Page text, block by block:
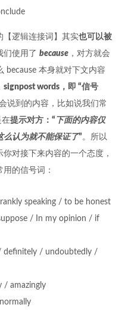
【逻辑连接词】其实也可以被
们使用了 because ，对方就会
because 本身就对下文内容
signpost words，即 “信号
说到的内容，比如说我们常
在提示对方：“ 下面的内容仅
么认为就不能保证了”。所以
对接下来内容的一个态度，
的信号词：
speaking / to be honest
/ In my opinion / if
definitely / undoubtedly /
/ amazingly